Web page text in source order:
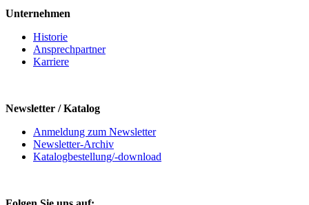
Unternehmen
Historie
Ansprechpartner
Karriere
Newsletter / Katalog
Anmeldung zum Newsletter
Newsletter-Archiv
Katalogbestellung/-download